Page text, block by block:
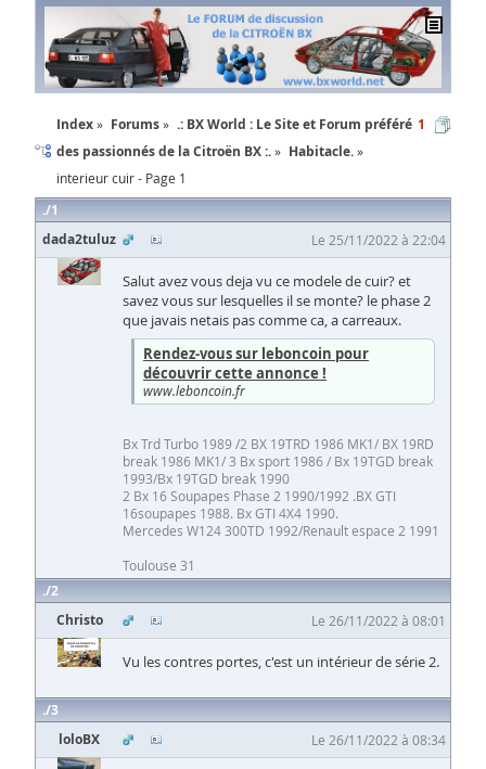
Index Forums
.: BX World : Le Site et Forum préféré
des passionnés de la Citroën BX :.
Habitacle.
interieur cuir - Page 1
1
1
dada2tuluz
Le 25/11/2022 à 22:04
Salut avez vous deja vu ce modele de cuir? et
savez vous sur lesquelles il se monte? le phase 2
que javais netais pas comme ca, a carreaux.
Rendez-vous sur leboncoin pour
découvrir cette annonce !
www.leboncoin.fr
Bx Trd Turbo 1989 /2 BX 19TRD 1986 MK1/ BX 19RD
break 1986 MK1/ 3 Bx sport 1986 / Bx 19TGD break
1993/Bx 19TGD break 1990
2 Bx 16 Soupapes Phase 2 1990/1992 .BX GTI
16soupapes 1988. Bx GTI 4X4 1990.
Mercedes W124 300TD 1992/Renault espace 2 1991
Toulouse 31
2
Christo
Le 26/11/2022 à 08:01
Vu les contres portes, c'est un intérieur de série 2.
3
loloBX
Le 26/11/2022 à 08:34